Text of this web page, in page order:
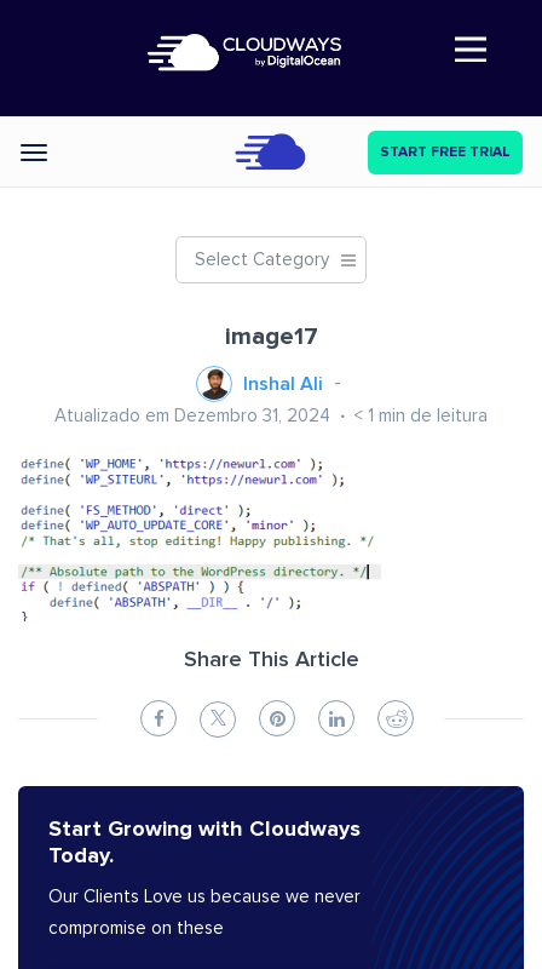
Abre a navegação
Categories START FREE TRIAL
Select Category
image17
Inshal Ali
Atualizado em Dezembro 31, 2024 < 1 min de leitura
Share This Article
Start Growing with Cloudways
Today.
Our Clients Love us because we never
compromise on these